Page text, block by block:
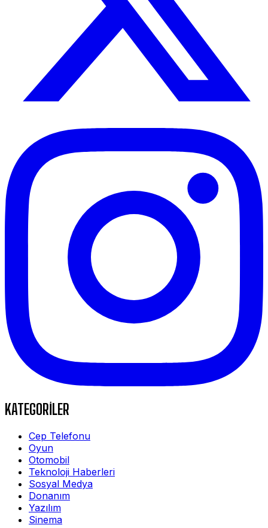
KATEGORİLER
Cep Telefonu
Oyun
Otomobil
Teknoloji Haberleri
Sosyal Medya
Donanım
Yazılım
Sinema